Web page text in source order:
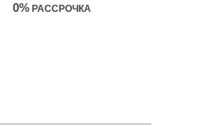
0% РАССРОЧКА